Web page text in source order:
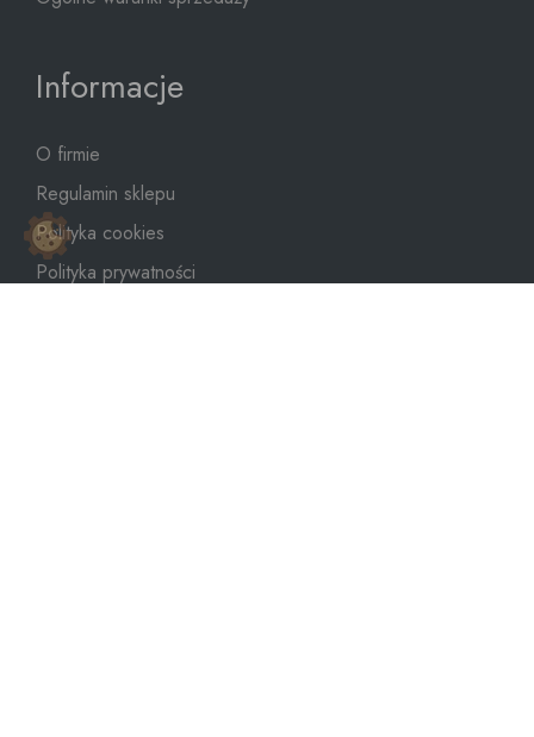
Informacje
O firmie
Regulamin sklepu
Polityka cookies
Polityka prywatności